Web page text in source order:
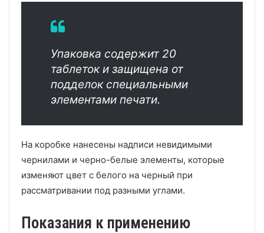
Упаковка содержит 20
таблеток и защищена от
подделок специальными
элементами печати.
На коробке нанесены надписи невидимыми
чернилами и черно-белые элементы, которые
изменяют цвет с белого на черный при
рассматривании под разными углами.
Показания к применению